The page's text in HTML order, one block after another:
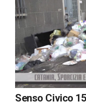
Senso Civico